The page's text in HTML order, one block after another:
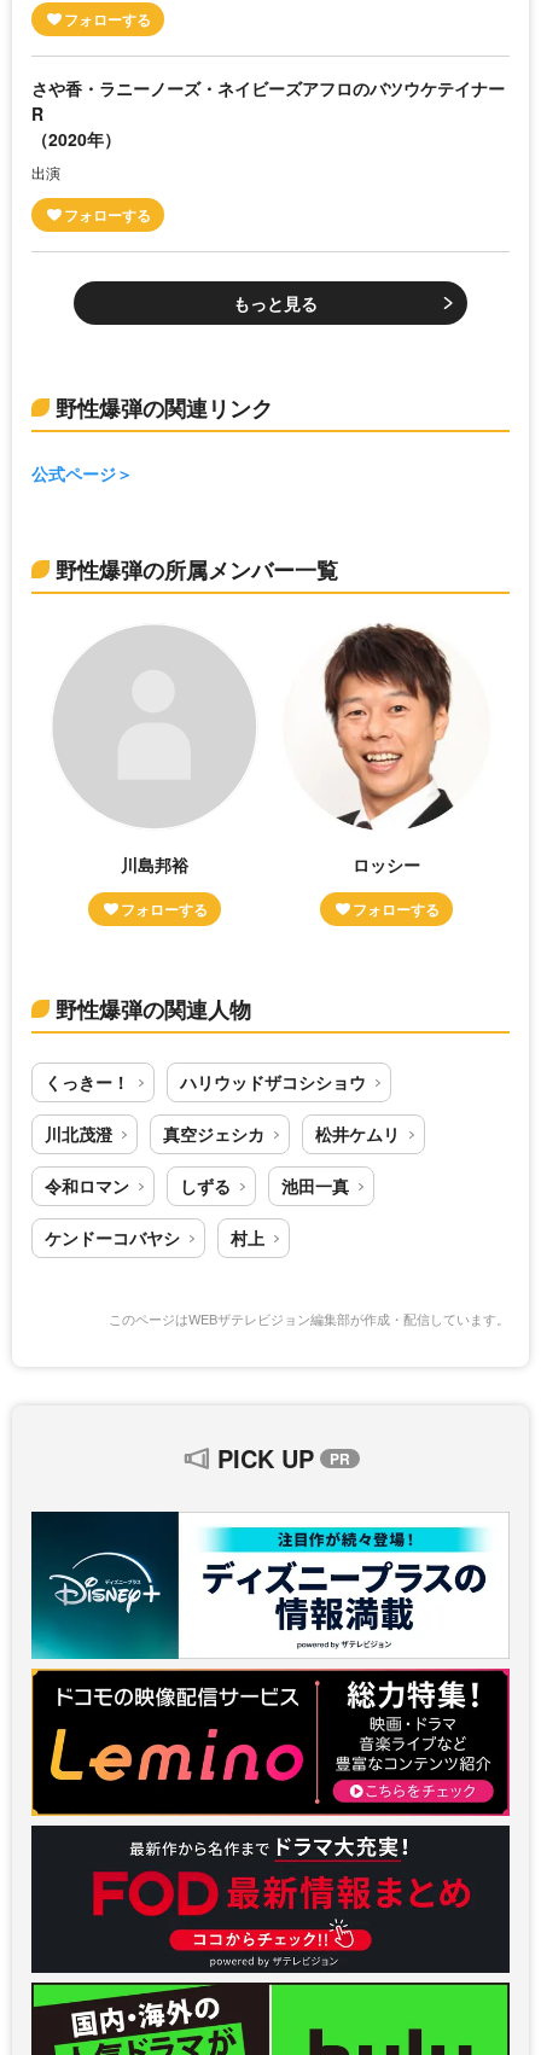
さや香・ラニーノーズ・ネイビーズアフロのバツウケテイナー
R
（2020年）
出演
もっと見る
野性爆弾の関連リンク
公式ページ
野性爆弾の所属メンバー一覧
川島邦裕 ロッシー
野性爆弾の関連人物
くっきー！ ハリウッドザコシショウ
川北茂澄 真空ジェシカ 松井ケムリ
令和ロマン しずる 池田一真
ケンドーコバヤシ 村上
このページはWEBザテレビジョン編集部が作成・配信しています。
PICK UP